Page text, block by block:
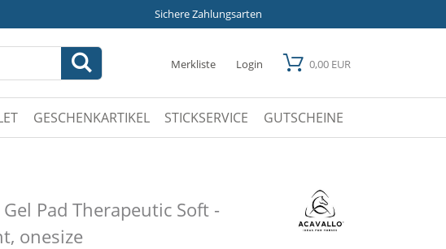
Sichere Zahlungsarten
Merkliste Login 0,00 EUR
GESCHENKARTIKEL STICKSERVICE GUTSCHEINE
Gel Pad Therapeutic Soft -
onesize